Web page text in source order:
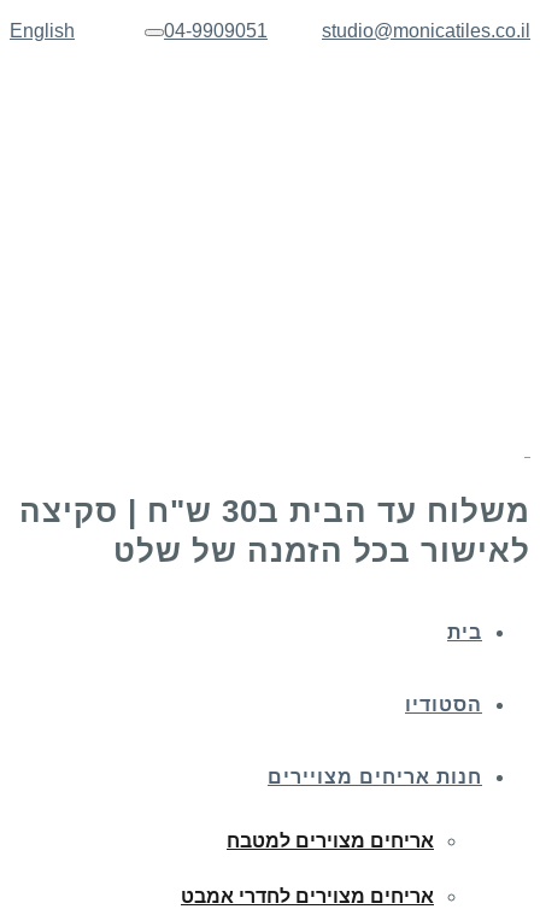
English studio@monicatiles.co.il
04-9909051 תפריט
משלוח עד הבית ב30 ש"ח | סקיצה
לאישור בכל הזמנה של שלט
בית
הסטודיו
חנות אריחים מצויירים
אריחים מצוירים למטבח
אריחים מצוירים לחדרי אמבט